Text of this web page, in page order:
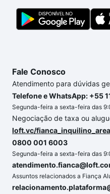
Fale Conosco
Atendimento para dúvidas
Telefone e WhatsApp: +55
Segunda-feira a sexta-feira das
Negociação de taxa ou
loft.vc/
0800 001 6003
Segunda-feira a sexta-feira das
Assuntos relacionados a Fiança